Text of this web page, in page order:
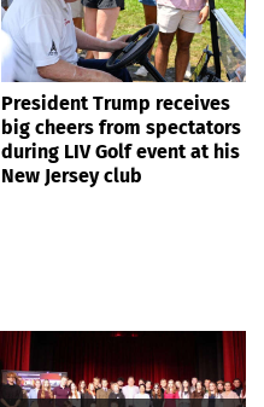
President Trump receives
big cheers from spectators
during LIV Golf event at his
New Jersey club